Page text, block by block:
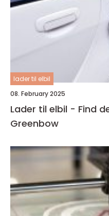
lader til elbil
08. February 2025
Lader til elbil - Find
Greenbow